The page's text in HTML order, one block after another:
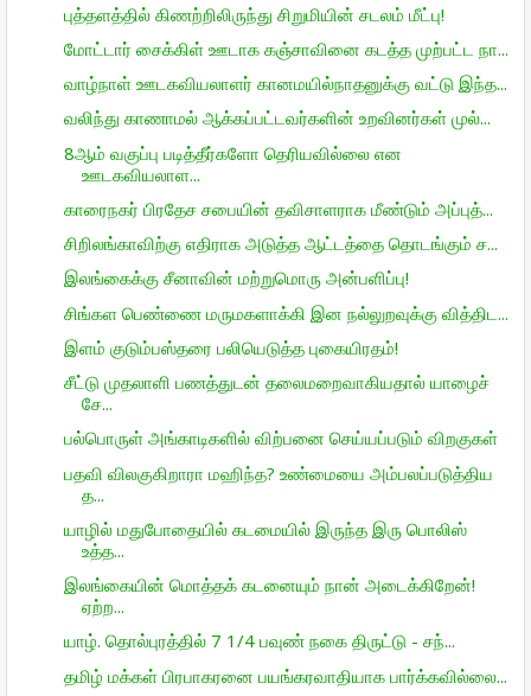
புத்தளத்தில் கிணற்றிலிருந்து சிறுமியின் சடலம் மீட்பு!
மோட்டார் சைக்கிள் ஊடாக கஞ்சாவினை கடத்த முற்பட்ட நா...
வாழ்நாள் ஊடகவியலாளர் கானமயில்நாதனுக்கு வட்டு இந்த...
வலிந்து காணாமல் ஆக்கப்பட்டவர்களின் உறவினர்கள் முல்...
8ஆம் வகுப்பு படித்தீர்களோ தெரியவில்லை என
ஊடகவியலாள...
காரைநகர் பிரதேச சபையின் தவிசாளராக மீண்டும் அப்புத்...
சிறிலங்காவிற்கு எதிராக அடுத்த ஆட்டத்தை தொடங்கும் ச...
இலங்கைக்கு சீனாவின் மற்றுமொரு அன்பளிப்பு!
சிங்கள பெண்ணை மருமகளாக்கி இன நல்லுறவுக்கு வித்திட...
இளம் குடும்பஸ்தரை பலியெடுத்த புகையிரதம்!
சீட்டு முதலாளி பணத்துடன் தலைமறைவாகியதால் யாழைச்
சே...
பல்பொருள் அங்காடிகளில் விற்பனை செய்யப்படும் விறகுகள்
பதவி விலகுகிறாரா மஹிந்த? உண்மையை அம்பலப்படுத்திய
த...
யாழில் மதுபோதையில் கடமையில் இருந்த இரு பொலிஸ்
உத்த...
இலங்கையின் மொத்தக் கடனையும் நான் அடைக்கிறேன்!
ஏற்ற...
யாழ். தொல்புரத்தில் 7 1/4 பவுண் நகை திருட்டு - சந்...
தமிழ் மக்கள் பிரபாகரனை பயங்கரவாதியாக பார்க்கவில்லை...